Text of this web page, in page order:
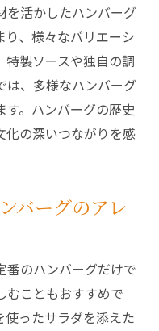
なハンバーグ
グの新食感
ーグランチ体験
た一品
力の川口市のラン
グ店の魅力
ンバーグの魅力
のハンバーグ
川口市の魅力
を活かしたハンバーグ
、様々なバリエーシ
特製ソースや独自の調
は、多様なハンバーグ
す。ハンバーグの歴史
化の深いつながりを感
バーグのアレ
番のハンバーグだけで
むこともおすすめで
ったサラダを添えた